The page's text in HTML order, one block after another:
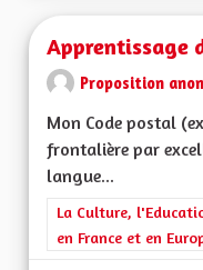
Apprentissage
Proposition
Mon Code postal
frontalière par
langue...
Filtrer les résultats
La Culture,
en France et en